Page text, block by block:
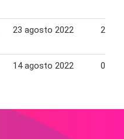
23 agosto 2022 26
14 agosto 2022 07